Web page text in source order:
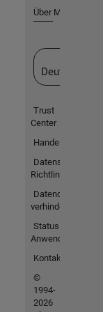
Über MathWorks
Deutschland
Trust
Center
Handelsmarken
Datenschutz-
Richtlinien
Datendiebstahl
verhindern
Status von
Anwendungen
Kontakt
©
1994-
2026